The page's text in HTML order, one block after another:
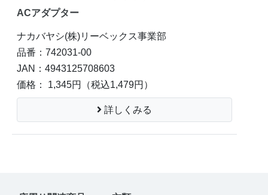
ACアダプター
ナカバヤシ(株)リーベックス事業部
品番：742031-00
JAN：4943125708603
価格： 1,345円
（税込1,479円）
詳しくみる